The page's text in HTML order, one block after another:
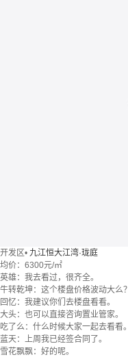
开发区• 九江恒大江湾·珑庭
均价： 6300元/㎡
英雄：我去看过，很齐全。
牛转乾坤：这个楼盘价格波动大么？
回忆：我建议你们去楼盘看看。
大头：也可以直接咨询置业管家。
吃了么：什么时候大家一起去看看。
蓝天：上周我已经签合同了。
雪花飘飘：好的呢。